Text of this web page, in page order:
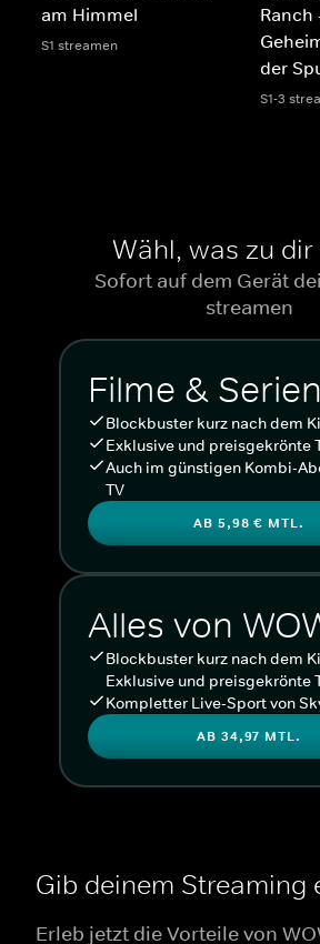
am Himmel
S1 streamen
Ranch
der
S1-3
Wähl, was zu
Sofort auf dem Gerät
streamen
Filme & Serien
Blockbuster kurz nach dem
Exklusive und preisgekrönte
Auch im günstigen Kombi-
TV
AB 5,98 € MTL.
Alles von
Blockbuster kurz nach dem
Exklusive und preisgekrönte
Kompletter Live-Sport von
AB 34,97 MTL.
Gib deinem Streaming
Erleb jetzt die Vorteile von